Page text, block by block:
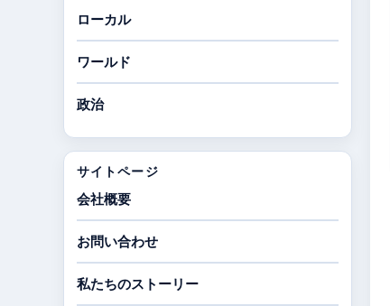
ローカル
ワールド
政治
サイトページ
会社概要
お問い合わせ
私たちのストーリー